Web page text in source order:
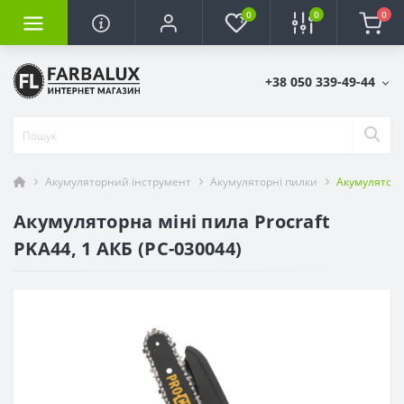
0 0 0
+38 050 339-49-44
Акумуляторний інструмент Акумуляторні пилки
Акумуляторна міні пила Procraft
PKA44, 1 АКБ (PC-030044)